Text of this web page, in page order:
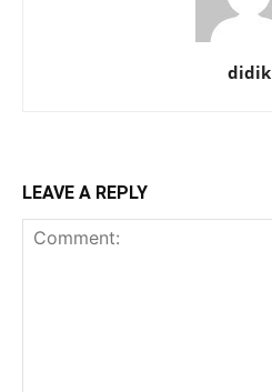
didik
LEAVE A REPLY